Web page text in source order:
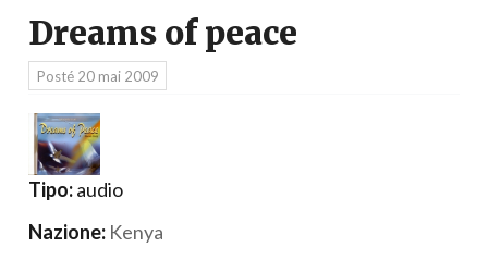
Dreams of peace
Posté 20 mai 2009
Tipo:audio
Nazione: Kenya